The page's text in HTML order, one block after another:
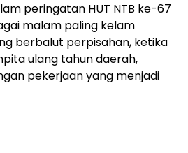
peringatan HUT NTB ke-67
malam paling kelam
berbalut perpisahan, ketika
ulang tahun daerah,
pekerjaan yang menjadi